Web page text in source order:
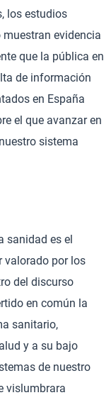
los estudios
evidencia
que la pública en
de información
en España
el que avanzar en
sistema
sanidad es el
valorado por los
del discurso
en común la
sanitario,
y a su bajo
de nuestro
vislumbrara